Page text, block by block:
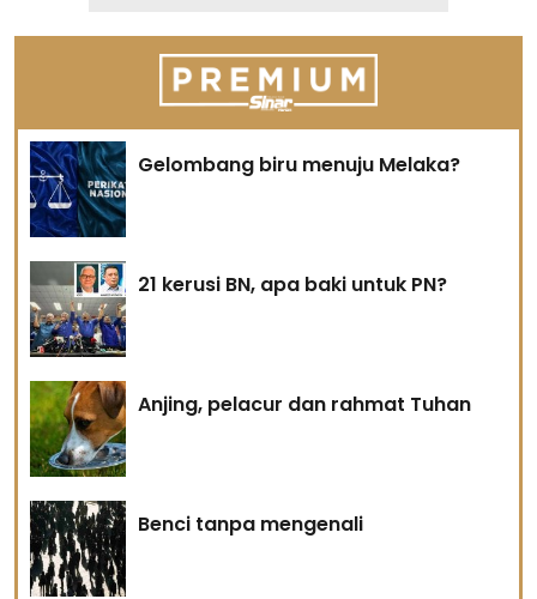
Gelombang biru menuju Melaka?
21 kerusi BN, apa baki untuk PN?
Anjing, pelacur dan rahmat Tuhan
Benci tanpa mengenali